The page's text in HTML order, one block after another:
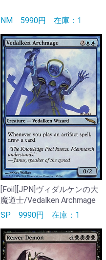
NM 5990円 在庫：1
[Foil][JPN]ヴィダルケンの大
魔道士/Vedalken Archmage
SP 9990円 在庫：1